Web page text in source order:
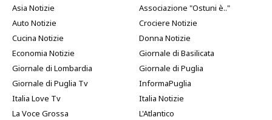
Asia Notizie
Associazione "Ostuni è.."
Auto Notizie
Crociere Notizie
Cucina Notizie
Donna Notizie
Economia Notizie
Giornale di Basilicata
Giornale di Lombardia
Giornale di Puglia
Giornale di Puglia Tv
InformaPuglia
Italia Love Tv
Italia Notizie
La Voce Grossa
L'Atlantico